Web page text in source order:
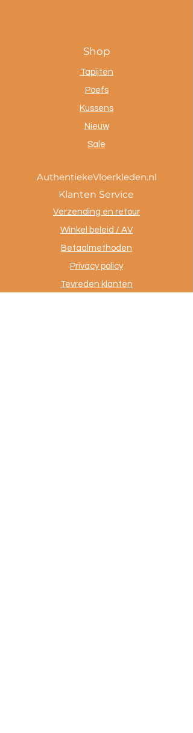
Shop
Tapijten
Poefs
Kussens
Nieuw
Sale
AuthentiekeVloerkleden.nl
Klanten Service
Verzending en retour
Winkel beleid / AV
Betaalmethoden
Privacy policy
Tevreden klanten